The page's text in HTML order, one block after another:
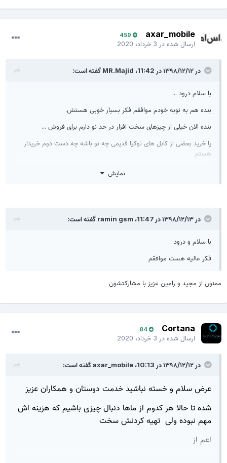
axar_mobile
459
ارسال شده در3 خرداد، 2020
در ۱۳۹۸/۱۲/۱۲ در 11:42، MR.Majidگفته است:
با سلام درود ...
بنده هم به نوبه خودم موافقم فکر بسیار خوبی هستش.
بنده الان خیلی از چیزهای سخت افزار در حد نو دارم برای فروش ...
یا خرید بعضی از کابل های نوکیا قدیمی چه نو باشه چه دست دوم خریدار
هستم
نمایش
در ۱۳۹۸/۱۲/۱۳ در 11:47، ramin gsmگفته است:
با سلام و درود
فکر عالیه هست موافقم
ممنون از مجید و رامین عزیز با مشارکتشون
Cortana
84
ارسال شده در3 خرداد، 2020
در ۱۳۹۸/۱۲/۱۲ در 10:13، axar_mobileگفته است:
عرض سلام و خسته نباشید خدمت دوستان و همکاران عزیز
شده تا حالا هر کدوم از ماها دنبال چیزی باشیم که هزینه اش
مهم نبوده ولی تهیه کردنش سخت
اعم از